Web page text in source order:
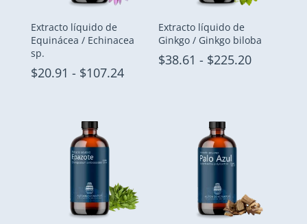
Extracto líquido de
Equinácea / Echinacea
sp.
$20.91 - $107.24Rango
Extracto líquido de
Ginkgo / Ginkgo biloba
$38.61 - $225.20Rango